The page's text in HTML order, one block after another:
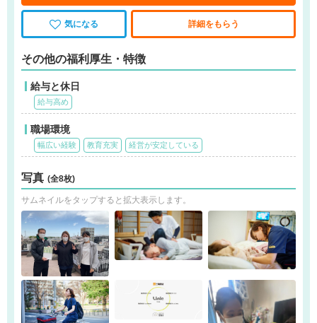
気になる 詳細をもらう
その他の福利厚生・特徴
給与と休日
給与高め
職場環境
幅広い経験 教育充実 経営が安定している
写真 (全8枚)
サムネイルをタップすると拡大表示します。